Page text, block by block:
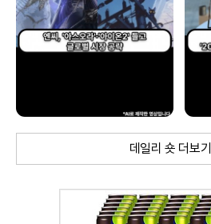
데일리 숏 더보기